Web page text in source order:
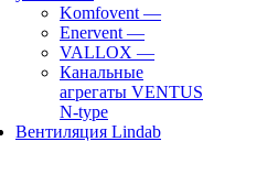
Komfovent —
Enervent —
VALLOX —
Канальные
агрегаты VENTUS
N-type
Вентиляция Lindab